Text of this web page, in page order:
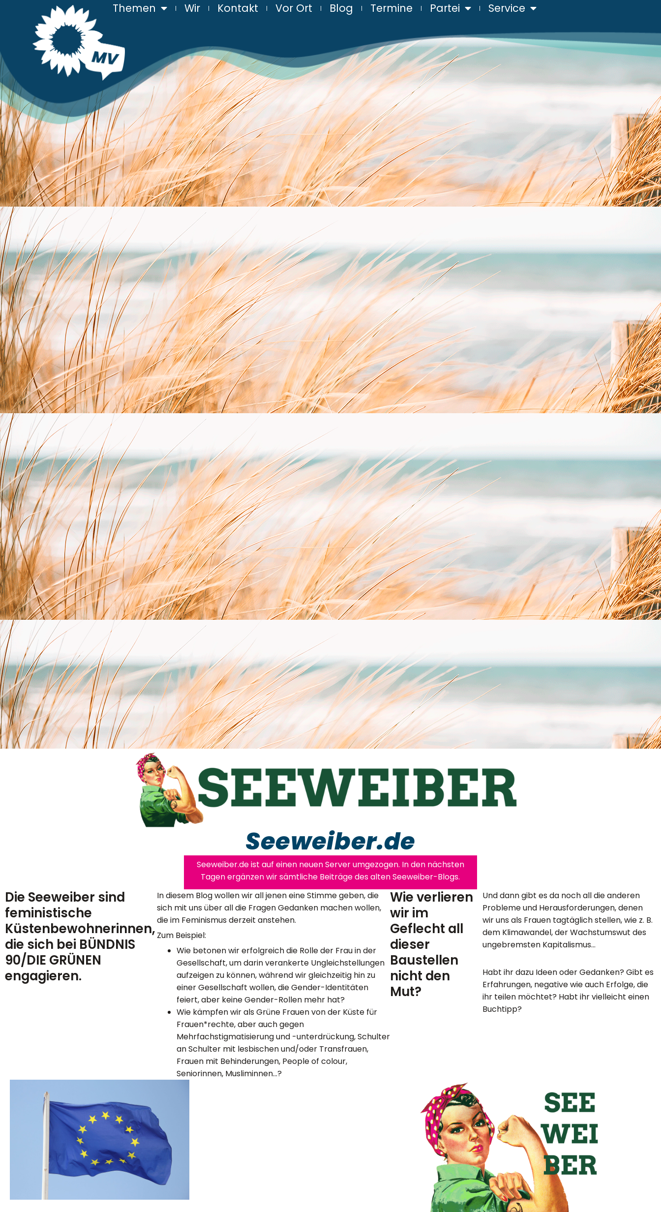
Themen Wir Kontakt Vor Ort Blog Termine Partei Service
Seeweiber.de
Seeweiber.de ist auf einen neuen Server umgezogen. In den nächsten
Tagen ergänzen wir sämtliche Beiträge des alten Seeweiber-Blogs.
Die Seeweiber sind
feministische
Küstenbewohnerinnen,
die sich bei BÜNDNIS
90/DIE GRÜNEN
engagieren.
In diesem Blog wollen wir all jenen eine Stimme geben, die
sich mit uns über all die Fragen Gedanken machen wollen,
die im Feminismus derzeit anstehen.
Zum Beispiel:
Wie betonen wir erfolgreich die Rolle der Frau in der
Gesellschaft, um darin verankerte Ungleichstellungen
aufzeigen zu können, während wir gleichzeitig hin zu
einer Gesellschaft wollen, die Gender-Identitäten
feiert, aber keine Gender-Rollen mehr hat?
Wie kämpfen wir als Grüne Frauen von der Küste für
Frauen*rechte, aber auch gegen
Mehrfachstigmatisierung und -unterdrückung, Schulter
an Schulter mit lesbischen und/oder Transfrauen,
Frauen mit Behinderungen, People of colour,
Seniorinnen, Musliminnen…?
Wie verlieren
wir im
Geflecht all
dieser
Baustellen
nicht den
Mut?
Und dann gibt es da noch all die anderen
Probleme und Herausforderungen, denen
wir uns als Frauen tagtäglich stellen, wie z. B.
dem Klimawandel, der Wachstumswut des
ungebremsten Kapitalismus…
Habt ihr dazu Ideen oder Gedanken? Gibt es
Erfahrungen, negative wie auch Erfolge, die
ihr teilen möchtet? Habt ihr vielleicht einen
Buchtipp?